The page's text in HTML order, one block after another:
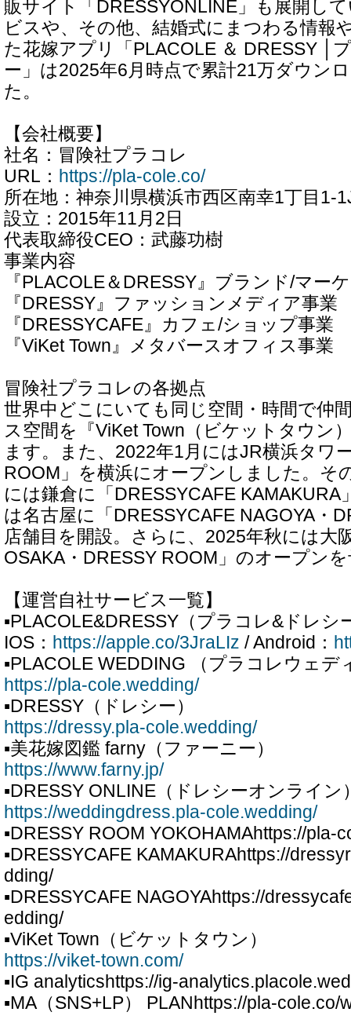
販サイト「DRESSYONLINE」も展開し
ビスや、その他、結婚式にまつわる情報
た花嫁アプリ「PLACOLE ＆ DRESSY │
ー」は2025年6月時点で累計21万ダウン
た。
【会社概要】
社名：冒険社プラコレ
URL： https://pla-cole.co/
所在地：神奈川県横浜市西区南幸1丁目1-
設立：2015年11月2日
代表取締役CEO：武藤功樹
事業内容
『PLACOLE＆DRESSY』ブランド/マー
『DRESSY』ファッションメディア事業
『DRESSYCAFE』カフェ/ショップ事業
『ViKet Town』メタバースオフィス事業
冒険社プラコレの各拠点
世界中どこにいても同じ空間・時間で仲
ス空間を『ViKet Town（ビケットタウン
ます。また、2022年1月にはJR横浜タワ
ROOM」を横浜にオープンしました。そ
には鎌倉に「DRESSYCAFE KAMAKURA
は名古屋に「DRESSYCAFE NAGOYA・
店舗目を開設。さらに、2025年秋には大
OSAKA・DRESSY ROOM」のオープン
【運営自社サービス一覧】
▪PLACOLE&DRESSY（プラコレ&ドレシ
IOS： https://apple.co/3JraLIz / Android：
▪PLACOLE WEDDING （プラコレウェデ
https://pla-cole.wedding/
▪DRESSY（ドレシー）
https://dressy.pla-cole.wedding/
▪美花嫁図鑑 farny（ファーニー）
https://www.farny.jp/
▪DRESSY ONLINE（ドレシーオンライン
https://weddingdress.pla-cole.wedding/
▪DRESSY ROOM YOKOHAMAhttps://pla-
▪DRESSYCAFE KAMAKURAhttps://
dding/
▪DRESSYCAFE NAGOYAhttps://
edding/
▪ViKet Town（ビケットタウン）
https://viket-town.com/
▪IG analyticshttps://ig-
▪MA（SNS+LP） PLANhttps://pla-cole.co/